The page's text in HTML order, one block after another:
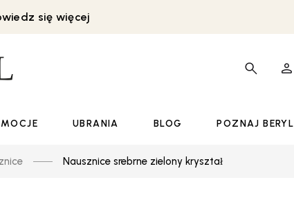
się więcej
UBRANIA BLOG POZNAJ BERYL
Nausznice srebrne zielony kryształ